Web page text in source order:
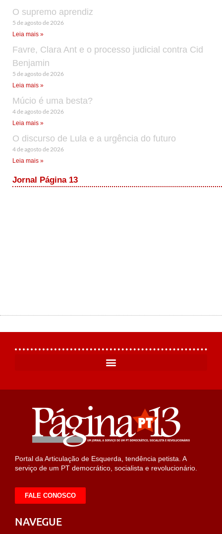
O supremo aprendiz
5 de agosto de 2026
Leia mais »
Favre, Clara Ant e o processo judicial contra Cid
Benjamin
5 de agosto de 2026
Leia mais »
Múcio é uma besta?
4 de agosto de 2026
Leia mais »
O discurso de Lula e a urgência do futuro
4 de agosto de 2026
Leia mais »
Jornal Página 13
Portal da Articulação de Esquerda, tendência petista. A
serviço de um PT democrático, socialista e revolucionário.
FALE CONOSCO
NAVEGUE